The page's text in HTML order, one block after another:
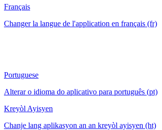
Français
Changer la langue de l'application en français (fr)
Portuguese
Alterar o idioma do aplicativo para português (pt)
Kreyòl Ayisyen
Chanje lang aplikasyon an an kreyòl ayisyen (ht)